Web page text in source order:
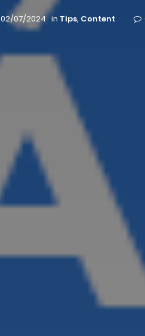
02/07/2024 in Tips, Content